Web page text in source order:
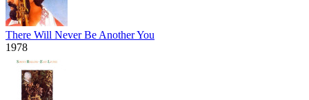
There Will Never Be Another You
1978